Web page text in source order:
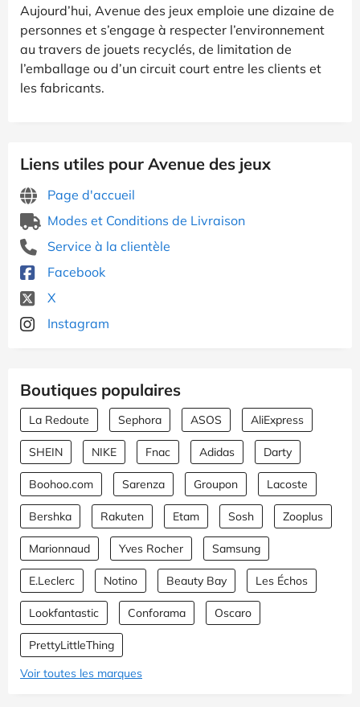
Aujourd’hui, Avenue des jeux emploie une dizaine de
personnes et s’engage à respecter l’environnement
au travers de jouets recyclés, de limitation de
l’emballage ou d’un circuit court entre les clients et
les fabricants.
Liens utiles pour Avenue des jeux
Page d'accueil
Modes et Conditions de Livraison
Service à la clientèle
Facebook
X
Instagram
Boutiques populaires
La Redoute Sephora ASOS AliExpress
SHEIN NIKE Fnac Adidas Darty
Boohoo.com Sarenza Groupon Lacoste
Bershka Rakuten Etam Sosh Zooplus
Marionnaud Yves Rocher Samsung
E.Leclerc Notino Beauty Bay Les Échos
Lookfantastic Conforama Oscaro
PrettyLittleThing
Voir toutes les marques